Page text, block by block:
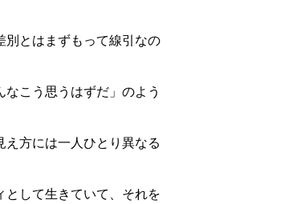
別とはまずもって線引なの
なこう思うはずだ」のよう
え方には一人ひとり異なる
として生きていて、それを